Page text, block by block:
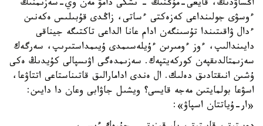
اڭساۋدىڭ، قايعى-مۇڭنىڭ - ىشكى دامۋ مەن وي-سەزىمنىڭ
ءوسۋى جولىنداعى كەزەكتى ءساتى، زاڭدى قۇبىلىس ەكەنىن
ءدال ۋاقىتىندا تۇسىنگەن ادام عانا الداعى تاكتىگە جيناقى
دايىندالىپ، ءوز ءومىرىن ءۇيلەسىمدى ۇيىمداستىرىپ، سەرگەك
سەزىمتالدىقپەن كوركەيتپەك. سەزىمدەگى اۋىسپالى كۇيدىڭ ەكى
ۇشىن انىقتادىق دەلىك. ال ەندى ادامارالىق قاتىناستاعى اتتاۋعا،
اسۋعا بولمايتىن مەجە قايسى؟ ويشىل جاۋابى وعان دا دايىن:
«ار-ۇياتتان اسپاۋ»: